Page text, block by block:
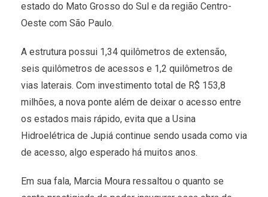
estado do Mato Grosso do Sul e da região Centro-
Oeste com São Paulo.
A estrutura possui 1,34 quilômetros de extensão,
seis quilômetros de acessos e 1,2 quilômetros de
vias laterais. Com investimento total de R$ 153,8
milhões, a nova ponte além de deixar o acesso entre
os estados mais rápido, evita que a Usina
Hidroelétrica de Jupiá continue sendo usada como via
de acesso, algo esperado há muitos anos.
Em sua fala, Marcia Moura ressaltou o quanto se